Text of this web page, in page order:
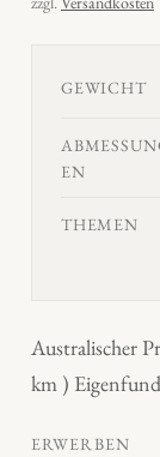
GEWICHT
EN
THEMEN
Australischer
km )
ERWERBEN